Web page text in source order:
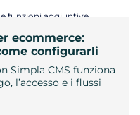
ecommerce:
configurarli
Simpla CMS funziona
l’accesso e i flussi